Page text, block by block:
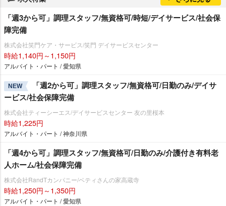
「週3から可」調理スタッフ/無資格可/時短/デイサービス/社会保
障完備
株式会社笑門ケア・サービス/笑門 デイサービスセンター
時給1,140円～1,150円
アルバイト・パート / 愛知県
NEW
「週2から可」調理スタッフ/無資格可/日勤のみ/デイサ
ービス/社会保障完備
株式会社ティーシーエス/デイサービスセンター 友の里桜本
時給1,225円
アルバイト・パート / 神奈川県
「週4から可」調理スタッフ/無資格可/日勤のみ/介護付き有料老
人ホーム/社会保障完備
株式会社RandTカンパニー/ベティさんの家高蔵寺
時給1,250円～1,350円
アルバイト・パート / 愛知県